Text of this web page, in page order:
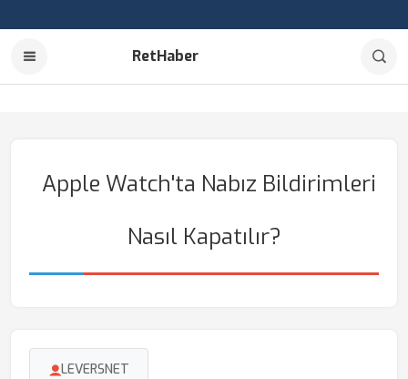
RetHaber
Apple Watch'ta Nabız Bildirimleri
Nasıl Kapatılır?
LEVERSNET